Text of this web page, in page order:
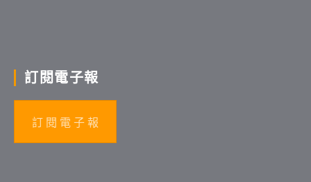
訂閱電子報
訂 閱 電 子 報